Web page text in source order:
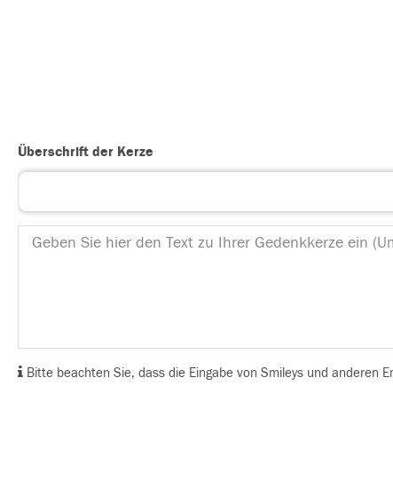
Überschrift der Kerze
Bitte beachten Sie, dass die Eingabe von Smileys und anderen